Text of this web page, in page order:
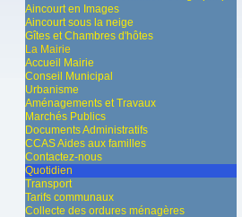
Aincourt en Images
Aincourt sous la neige
Gîtes et Chambres d'hôtes
La Mairie
Accueil Mairie
Conseil Municipal
Urbanisme
Aménagements et Travaux
Marchés Publics
Documents Administratifs
CCAS Aides aux familles
Contactez-nous
Quotidien
Transport
Tarifs communaux
Collecte des ordures ménagères